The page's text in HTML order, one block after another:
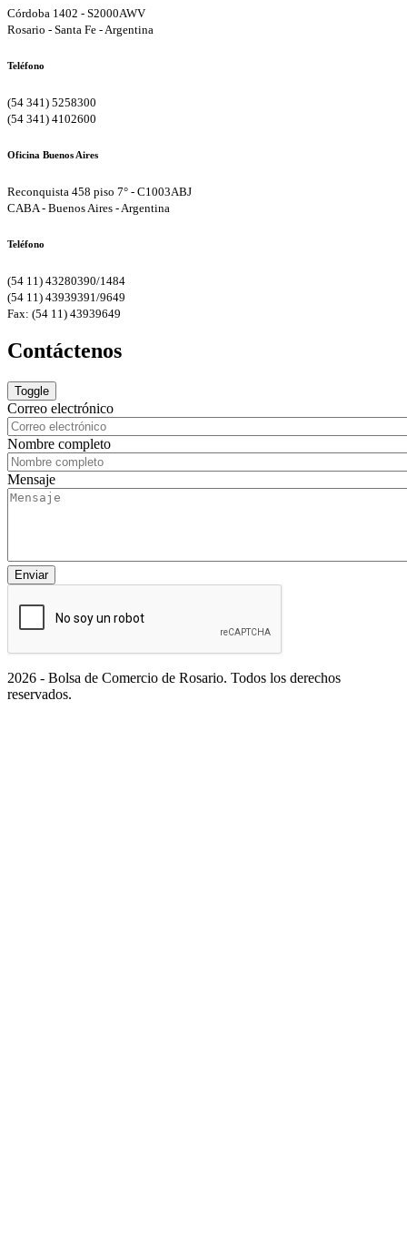
Córdoba 1402 - S2000AWV
Rosario - Santa Fe - Argentina
Teléfono
(54 341) 5258300
(54 341) 4102600
Oficina Buenos Aires
Reconquista 458 piso 7° - C1003ABJ
CABA - Buenos Aires - Argentina
Teléfono
(54 11) 43280390/1484
(54 11) 43939391/9649
Fax: (54 11) 43939649
Contáctenos
Toggle
Correo electrónico
Nombre completo
Mensaje
Enviar
2026 - Bolsa de Comercio de Rosario. Todos los derechos
reservados.